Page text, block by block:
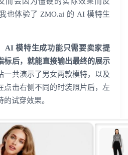
也体验了 ZMO.ai 的 AI 模特生
AI 模特生成功能只需要卖家提
标后，就能直接输出最终的展示
一共演示了男女两款模特，以及
点击右侧不同的时装照片后，左
试穿效果。